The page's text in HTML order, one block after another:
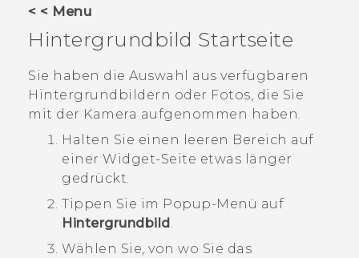
UNTERSTÜTZUNG
HTC-Geräte und Zubehör
Anmelden
< < Menu
Hintergrundbild Startseite
Sie haben die Auswahl aus verfügbaren
Hintergrundbildern oder Fotos, die Sie
mit der Kamera aufgenommen haben.
Halten Sie einen leeren Bereich auf
einer Widget-Seite etwas länger
gedrückt.
Tippen Sie im Popup-Menü auf
Hintergrundbild .
Wählen Sie, von wo Sie das